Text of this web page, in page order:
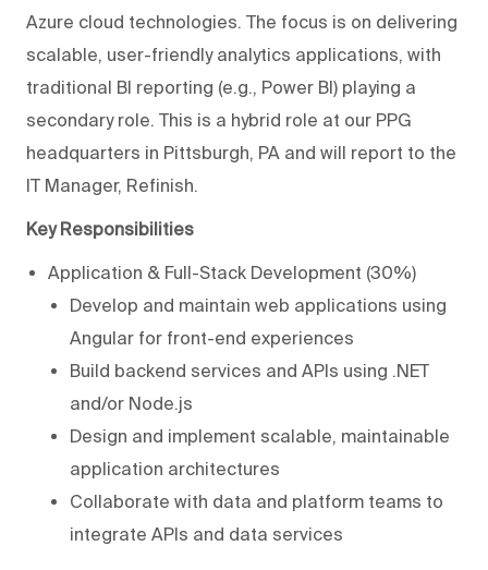
Azure cloud technologies. The focus is on delivering
scalable, user-friendly analytics applications, with
traditional BI reporting (e.g., Power BI) playing a
secondary role. This is a hybrid role at our PPG
headquarters in Pittsburgh, PA and will report to the
IT Manager, Refinish.
Key Responsibilities
Application & Full-Stack Development (30%)
Develop and maintain web applications using
Angular for front-end experiences
Build backend services and APIs using .NET
and/or Node.js
Design and implement scalable, maintainable
application architectures
Collaborate with data and platform teams to
integrate APIs and data services